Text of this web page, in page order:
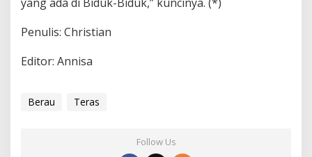
Penulis: Christian
Editor: Annisa
Berau Teras
Follow Us